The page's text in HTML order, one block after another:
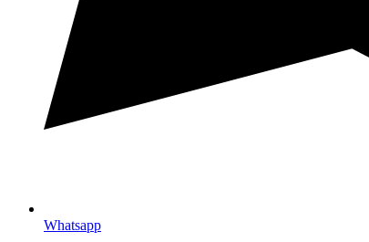
Whatsapp